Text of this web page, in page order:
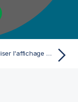
Personnaliser l'affichage des avertissements et erreurs relatifs aux dépendances des éléments